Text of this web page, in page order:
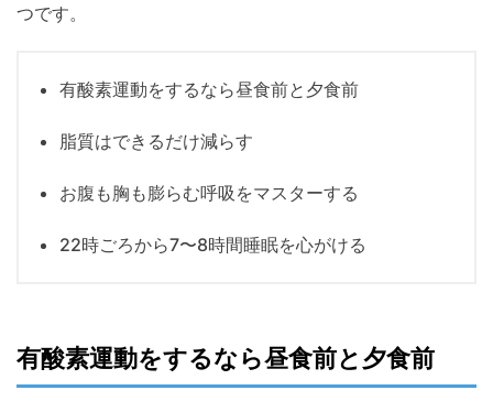
つです。
有酸素運動をするなら昼食前と夕食前
脂質はできるだけ減らす
お腹も胸も膨らむ呼吸をマスターする
22時ごろから7〜8時間睡眠を心がける
有酸素運動をするなら昼食前と夕食前